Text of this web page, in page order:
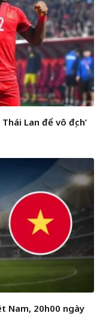
Lan để vô địch’
Nam, 20h00 ngày